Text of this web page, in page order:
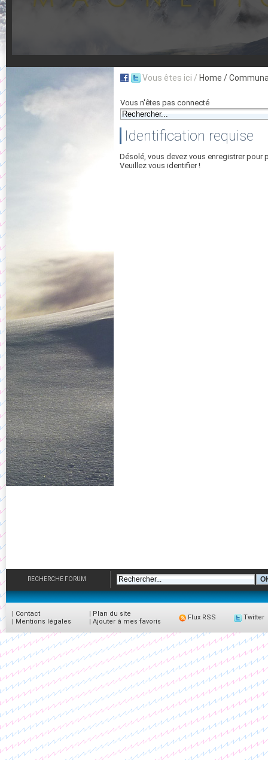
Vous êtes ici / Home /
Vous n'êtes pas connecté
Identification requise
Désolé, vous devez vous enregistrer pour
Veuillez vous identifier !
RECHERCHE FORUM
| Contact
| Mentions légales
| Plan du site
| Ajouter à mes favoris
Flux RSS Twitter